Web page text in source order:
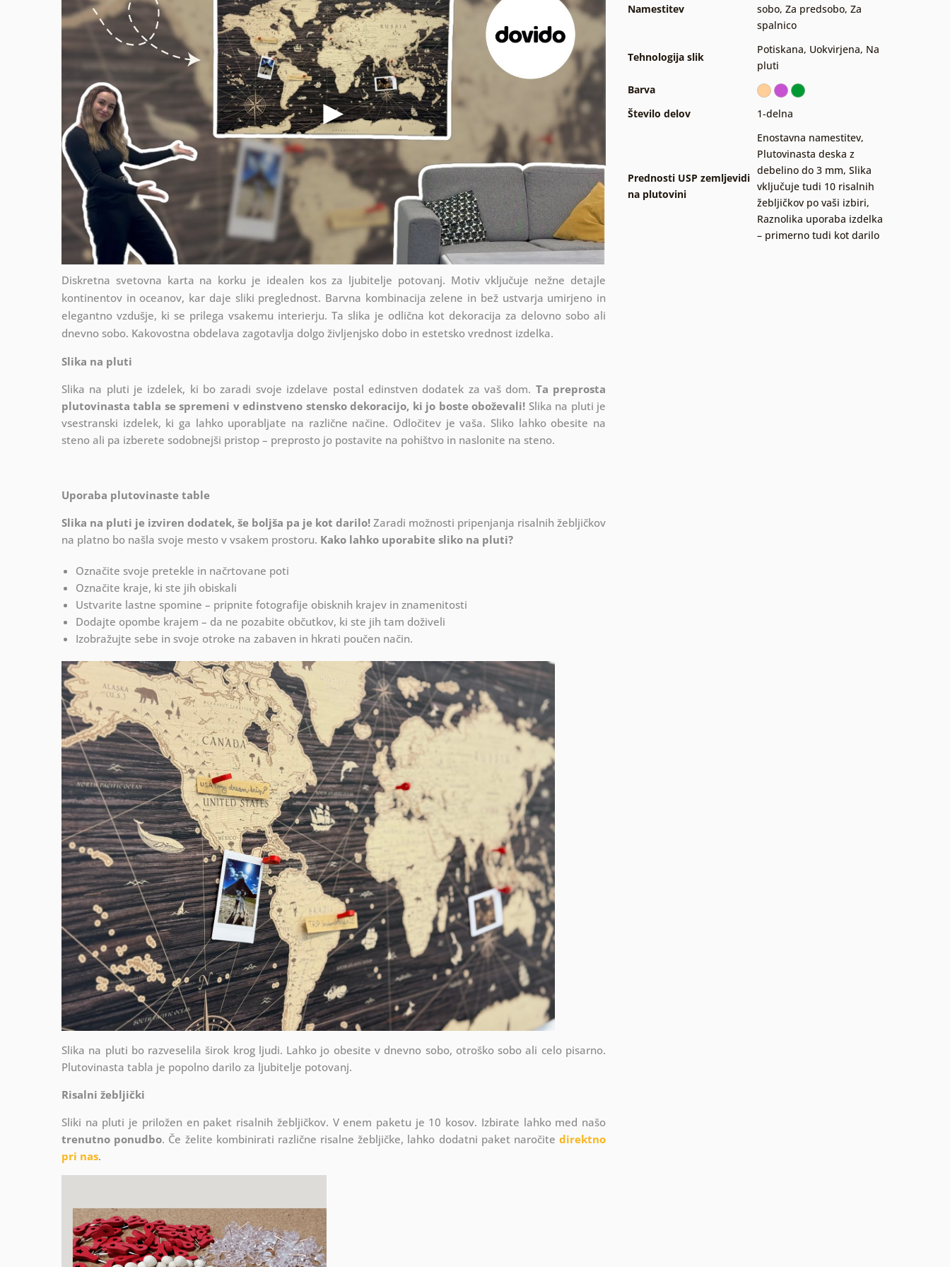
Diskretna svetovna karta na korku je idealen kos za ljubitelje potovanj. Motiv vključuje nežne detajle
kontinentov in oceanov, kar daje sliki preglednost. Barvna kombinacija zelene in bež ustvarja umirjeno in
elegantno vzdušje, ki se prilega vsakemu interierju. Ta slika je odlična kot dekoracija za delovno sobo ali
dnevno sobo. Kakovostna obdelava zagotavlja dolgo življenjsko dobo in estetsko vrednost izdelka.
Slika na pluti
Slika na pluti je izdelek, ki bo zaradi svoje izdelave postal edinstven dodatek za vaš dom. Ta preprosta
plutovinasta tabla se spremeni v edinstveno stensko dekoracijo, ki jo boste oboževali! Slika na pluti je
vsestranski izdelek, ki ga lahko uporabljate na različne načine. Odločitev je vaša. Sliko lahko obesite na
steno ali pa izberete sodobnejši pristop – preprosto jo postavite na pohištvo in naslonite na steno.
Uporaba plutovinaste table
Slika na pluti je izviren dodatek, še boljša pa je kot darilo! Zaradi možnosti pripenjanja risalnih žebljičkov
na platno bo našla svoje mesto v vsakem prostoru. Kako lahko uporabite sliko na pluti?
Označite svoje pretekle in načrtovane poti
Označite kraje, ki ste jih obiskali
Ustvarite lastne spomine – pripnite fotografije obisknih krajev in znamenitosti
Dodajte opombe krajem – da ne pozabite občutkov, ki ste jih tam doživeli
Izobražujte sebe in svoje otroke na zabaven in hkrati poučen način.
Slika na pluti bo razveselila širok krog ljudi. Lahko jo obesite v dnevno sobo, otroško sobo ali celo pisarno.
Plutovinasta tabla je popolno darilo za ljubitelje potovanj.
Risalni žebljički
Sliki na pluti je priložen en paket risalnih žebljičkov. V enem paketu je 10 kosov. Izbirate lahko med našo
trenutno ponudbo. Če želite kombinirati različne risalne žebljičke, lahko dodatni paket naročitedirektno
pri nas.
Namestitev sobo, Za predsobo, Za
spalnico
Tehnologija slik
Potiskana, Uokvirjena, Na
pluti
Barva
Število delov
1-delna
Prednosti USP zemljevidi
na plutovini
Enostavna namestitev,
Plutovinasta deska z
debelino do 3 mm, Slika
vključuje tudi 10 risalnih
žebljičkov po vaši izbiri,
Raznolika uporaba izdelka
– primerno tudi kot darilo